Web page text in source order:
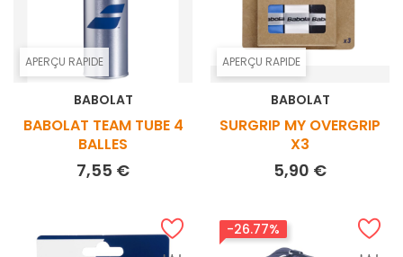
APERÇU RAPIDE
BABOLAT
BABOLAT TEAM TUBE 4
BALLES
7,55 €Prix
APERÇU RAPIDE
BABOLAT
SURGRIP MY OVERGRIP
X3
5,90 €Prix
-26.77%